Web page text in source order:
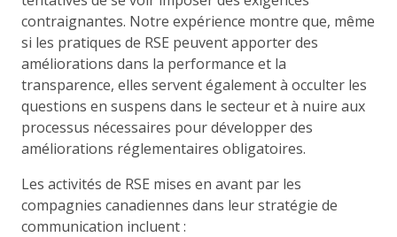
contraignantes. Notre expérience montre que, même
si les pratiques de RSE peuvent apporter des
améliorations dans la performance et la
transparence, elles servent également à occulter les
questions en suspens dans le secteur et à nuire aux
processus nécessaires pour développer des
améliorations réglementaires obligatoires.
Les activités de RSE mises en avant par les
compagnies canadiennes dans leur stratégie de
communication incluent :